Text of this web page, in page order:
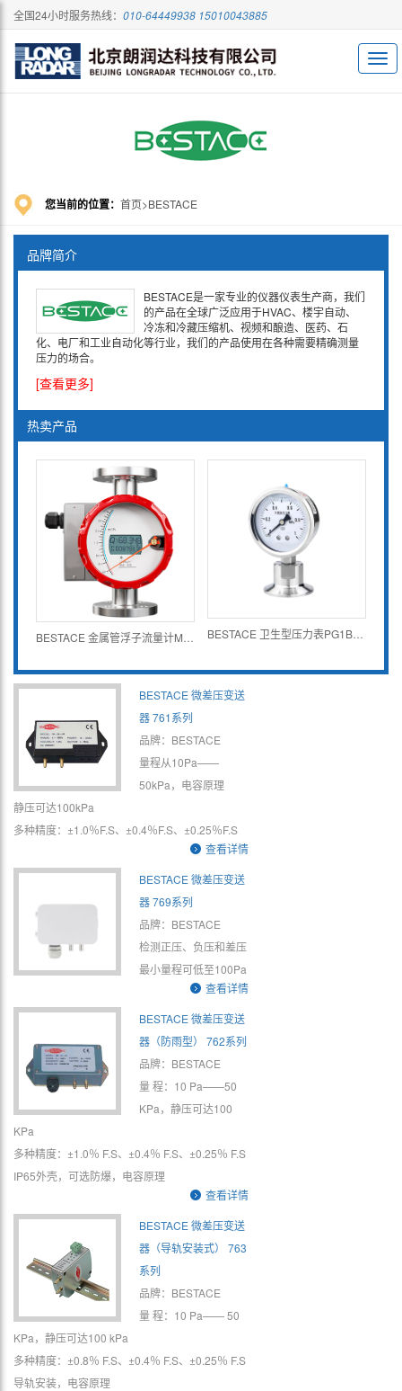
全国24小时服务热线： 010-64449938 15010043885
您当前的位置： 首页 BESTACE
品牌简介
BESTACE是一家专业的仪器仪表生产商，我们
的产品在全球广泛应用于HVAC、楼宇自动、
冷冻和冷藏压缩机、视频和酿造、医药、石
化、电厂和工业自动化等行业，我们的产品使用在各种需要精确测量
压力的场合。
[查看更多]
热卖产品
BESTACE 微差压变送
器 761系列
品牌：BESTACE
量程从10Pa——
50kPa，电容原理
静压可达100kPa
多种精度：±1.0％F.S、±0.4％F.S、±0.25％F.S
查看详情
BESTACE 微差压变送
器 769系列
品牌：BESTACE
检测正压、负压和差压
最小量程可低至100Pa
查看详情
BESTACE 微差压变送
器（防雨型） 762系列
品牌：BESTACE
量 程：10 Pa——50
KPa，静压可达100
KPa
多种精度：±1.0％ F.S、±0.4％ F.S、±0.25％ F.S
IP65外壳，可选防爆，电容原理
查看详情
BESTACE 微差压变送
器（导轨安装式） 763
系列
品牌：BESTACE
量 程：10 Pa—— 50
KPa，静压可达100 kPa
多种精度：±0.8％ F.S、±0.4％ F.S、±0.25％ F.S
导轨安装，电容原理